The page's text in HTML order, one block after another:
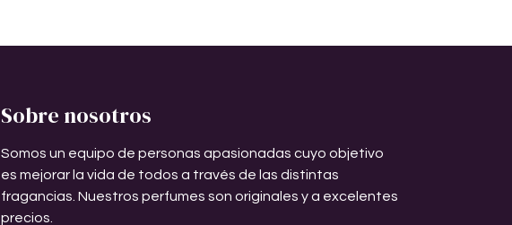
Sobre nosotros
Somos un equipo de personas apasionadas cuyo objetivo
es mejorar la vida de todos a través de las distintas
fragancias. Nuestros perfumes son originales y a excelentes
precios.